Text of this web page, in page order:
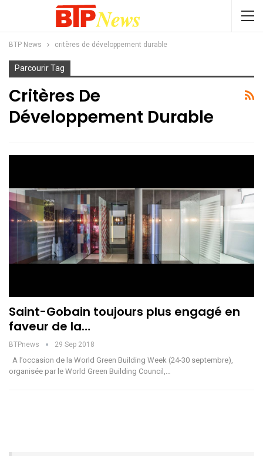
BTP News critères de développement durable
Parcourir Tag
Critères De
Développement Durable
Saint-Gobain toujours plus engagé en
faveur de la…
BTPnews 29 Sep 2018
A l’occasion de la World Green Building Week (24-30 septembre),
organisée par le World Green Building Council,…